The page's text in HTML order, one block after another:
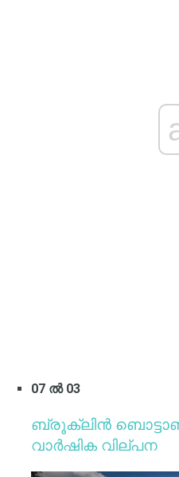
07 ൽ 03
ബ്രൂക്ലിൻ
വാർഷിക വില്പന